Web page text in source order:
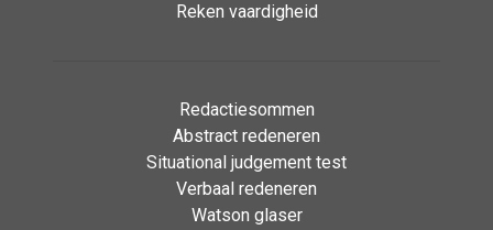
Reken vaardigheid
Redactiesommen
Abstract redeneren
Situational judgement test
Verbaal redeneren
Watson glaser